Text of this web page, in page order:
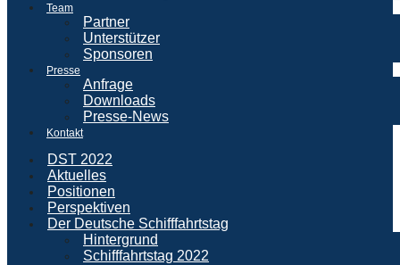
Team
Partner
Unterstützer
Sponsoren
Presse
Anfrage
Downloads
Presse-News
Kontakt
DST 2022
Aktuelles
Positionen
Perspektiven
Der Deutsche Schifffahrtstag
Hintergrund
Schifffahrtstag 2022